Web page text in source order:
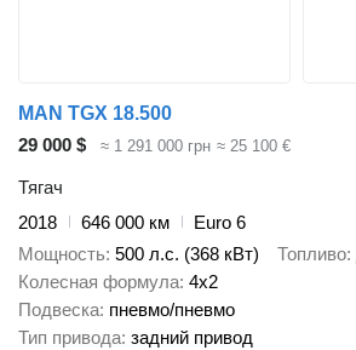
MAN TGX 18.500
29 000 $
≈ 1 291 000 грн ≈ 25 100 €
Тягач
2018
646 000 км
Euro 6
Мощность 500 л.с. (368 кВт) Топливо
Колесная формула 4x2
Подвеска пневмо/пневмо
Тип привода задний привод